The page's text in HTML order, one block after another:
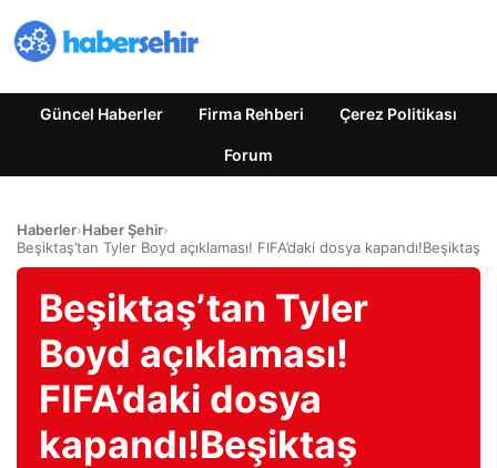
Güncel Haberler Firma Rehberi Çerez Politikası
Forum
Haberler›Haber Şehir›
Beşiktaş’tan Tyler Boyd açıklaması! FIFA’daki dosya kapandı!Beşiktaş
Beşiktaş’tan Tyler
Boyd açıklaması!
FIFA’daki dosya
kapandı!Beşiktaş